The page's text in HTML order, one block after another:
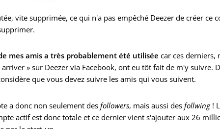
vite supprimée, ce qui n'a pas empêché Deezer de créer ce
mes amis a très probablement été utilisée car ces derniers,
arriver » sur Deezer via Facebook, ont eu tôt fait de m'y suivre.
que vous devez suivre les amis qui vous suivent.
a donc non seulement desfollowers, mais aussi desfollwing !
actif est donc totale et ce dernier vient s'ajouter aux 26